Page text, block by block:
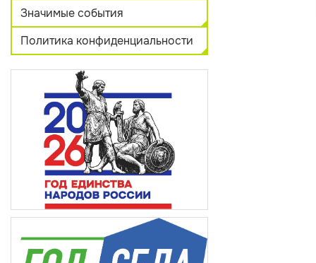
Значимые события
Политика конфиденциальности